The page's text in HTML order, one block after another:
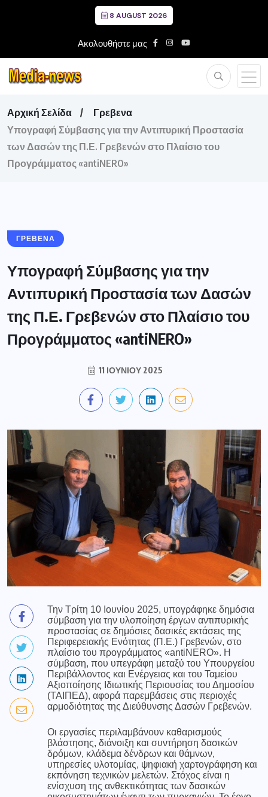
8 AUGUST 2026
Ακολουθήστε μας
Αρχική Σελίδα
Γρεβενα
Υπογραφή Σύμβασης για την Αντιπυρική Προστασία
των Δασών της Π.Ε. Γρεβενών στο Πλαίσιο του
Προγράμματος «antiNERO»
ΓΡΕΒΕΝΑ
Υπογραφή Σύμβασης για την
Αντιπυρική Προστασία των Δασών
της Π.Ε. Γρεβενών στο Πλαίσιο του
Προγράμματος «antiNERO»
11 ΙΟΥΝΊΟΥ 2025
Την Τρίτη 10 Ιουνίου 2025, υπογράφηκε δημόσια
σύμβαση για την υλοποίηση έργων αντιπυρικής
προστασίας σε δημόσιες δασικές εκτάσεις της
Περιφερειακής Ενότητας (Π.Ε.) Γρεβενών, στο
πλαίσιο του προγράμματος «antiNERO». Η
σύμβαση, που υπεγράφη μεταξύ του Υπουργείου
Περιβάλλοντος και Ενέργειας και του Ταμείου
Αξιοποίησης Ιδιωτικής Περιουσίας του Δημοσίου
(ΤΑΙΠΕΔ), αφορά παρεμβάσεις στις περιοχές
αρμοδιότητας της Διεύθυνσης Δασών Γρεβενών.
Οι εργασίες περιλαμβάνουν καθαρισμούς
βλάστησης, διάνοιξη και συντήρηση δασικών
δρόμων, κλάδεμα δένδρων και θάμνων,
υπηρεσίες υλοτομίας, ψηφιακή χαρτογράφηση και
εκπόνηση τεχνικών μελετών. Στόχος είναι η
ενίσχυση της ανθεκτικότητας των δασικών